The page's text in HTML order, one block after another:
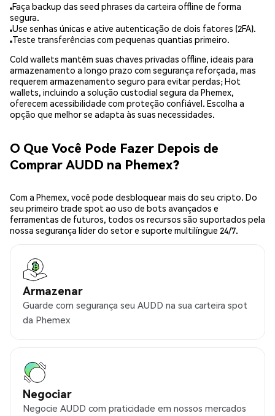
Faça backup das seed phrases da carteira offline de forma
segura.
Use senhas únicas e ative autenticação de dois fatores (2FA).
Teste transferências com pequenas quantias primeiro.
Cold wallets mantêm suas chaves privadas offline, ideais para
armazenamento a longo prazo com segurança reforçada, mas
requerem armazenamento seguro para evitar perdas; Hot
wallets, incluindo a solução custodial segura da Phemex,
oferecem acessibilidade com proteção confiável. Escolha a
opção que melhor se adapta às suas necessidades.
O Que Você Pode Fazer Depois de
Comprar AUDD na Phemex?
Com a Phemex, você pode desbloquear mais do seu cripto. Do
seu primeiro trade spot ao uso de bots avançados e
ferramentas de futuros, todos os recursos são suportados pela
nossa segurança líder do setor e suporte multilíngue 24/7.
Armazenar
Guarde com segurança seu AUDD na sua carteira spot
da Phemex
Negociar
Negocie AUDD com praticidade em nossos mercados